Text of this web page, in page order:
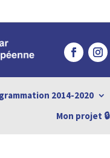
2014-2020
Mon projet 🔒